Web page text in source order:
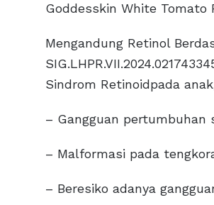
Goddesskin White Tomato
Mengandung Retinol
Sindrom Retinoidpada
– Gangguan
– Malformasi pada
– Beresiko adanya